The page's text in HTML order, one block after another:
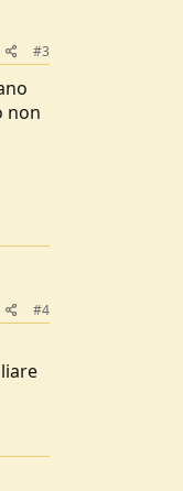
#3
non
#4